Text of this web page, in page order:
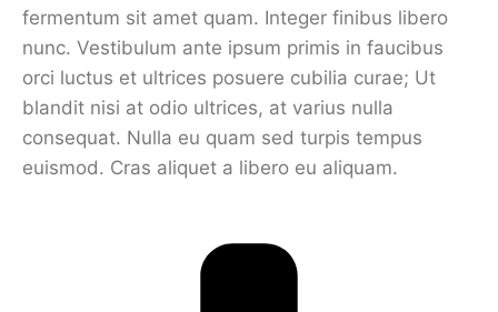
fermentum sit amet quam. Integer finibus libero
nunc. Vestibulum ante ipsum primis in faucibus
orci luctus et ultrices posuere cubilia curae; Ut
blandit nisi at odio ultrices, at varius nulla
consequat. Nulla eu quam sed turpis tempus
euismod. Cras aliquet a libero eu aliquam.